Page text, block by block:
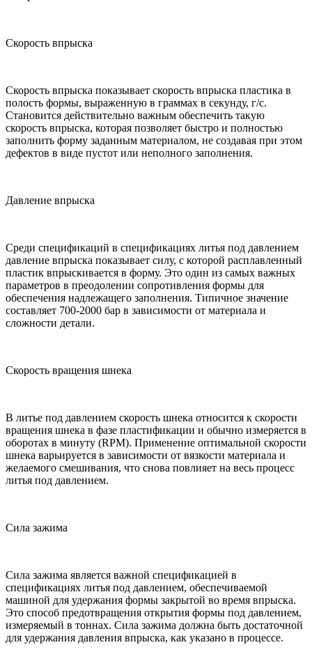
Скорость впрыска
Скорость впрыска показывает скорость впрыска пластика в
полость формы, выраженную в граммах в секунду, г/с.
Становится действительно важным обеспечить такую ​​
скорость впрыска, которая позволяет быстро и полностью
заполнить форму заданным материалом, не создавая при этом
дефектов в виде пустот или неполного заполнения.
Давление впрыска
Среди спецификаций в спецификациях литья под давлением
давление впрыска показывает силу, с которой расплавленный
пластик впрыскивается в форму. Это один из самых важных
параметров в преодолении сопротивления формы для
обеспечения надлежащего заполнения. Типичное значение
составляет 700-2000 бар в зависимости от материала и
сложности детали.
Скорость вращения шнека
В литье под давлением скорость шнека относится к скорости
вращения шнека в фазе пластификации и обычно измеряется в
оборотах в минуту (RPM). Применение оптимальной скорости
шнека варьируется в зависимости от вязкости материала и
желаемого смешивания, что снова повлияет на весь процесс
литья под давлением.
Сила зажима
Сила зажима является важной спецификацией в
спецификациях литья под давлением, обеспечиваемой
машиной для удержания формы закрытой во время впрыска.
Это способ предотвращения открытия формы под давлением,
измеряемый в тоннах. Сила зажима должна быть достаточной
для удержания давления впрыска, как указано в процессе.